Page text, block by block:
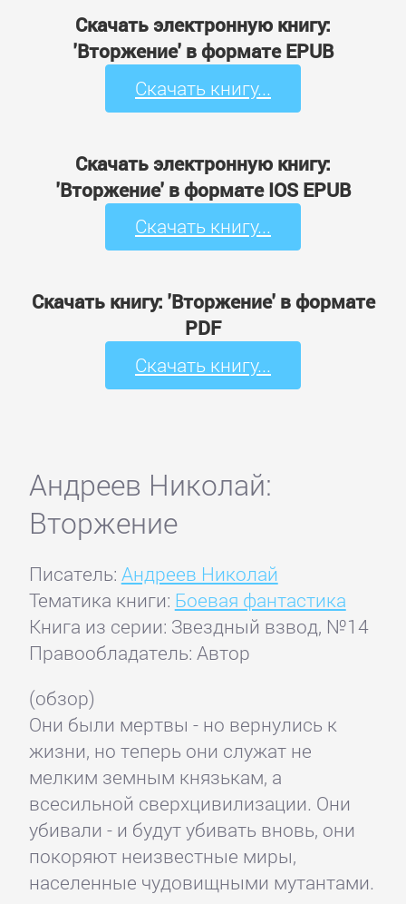
Скачать электронную книгу:
'Вторжение' в формате EPUB
Скачать книгу...
Скачать электронную книгу:
'Вторжение' в формате IOS EPUB
Скачать книгу...
Скачать книгу: 'Вторжение' в формате
PDF
Скачать книгу...
Андреев Николай:
Вторжение
Писатель: Андреев Николай
Тематика книги: Боевая фантастика
Книга из серии: Звездный взвод, №14
Правообладатель: Автор
(обзор)
Они были мертвы - но вернулись к
жизни, но теперь они служат не
мелким земным князькам, а
всесильной сверхцивилизации. Они
убивали - и будут убивать вновь, они
покоряют неизвестные миры,
населенные чудовищными мутантами.